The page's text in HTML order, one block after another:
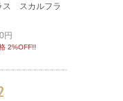
ス スカルフラ
円
2%OFF!!